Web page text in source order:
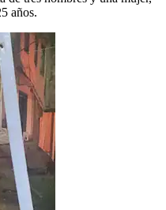
años.